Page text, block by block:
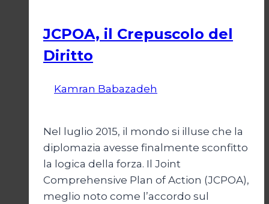
JCPOA, il Crepuscolo del
Diritto
Kamran Babazadeh
Nel luglio 2015, il mondo si illuse che la
diplomazia avesse finalmente sconfitto
la logica della forza. Il Joint
Comprehensive Plan of Action (JCPOA),
meglio noto come l’accordo sul